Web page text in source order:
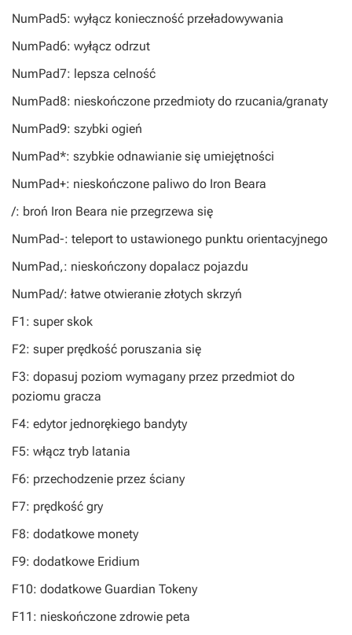
NumPad5: wyłącz konieczność przeładowywania
NumPad6: wyłącz odrzut
NumPad7: lepsza celność
NumPad8: nieskończone przedmioty do rzucania/granaty
NumPad9: szybki ogień
NumPad*: szybkie odnawianie się umiejętności
NumPad+: nieskończone paliwo do Iron Beara
/: broń Iron Beara nie przegrzewa się
NumPad-: teleport to ustawionego punktu orientacyjnego
NumPad,: nieskończony dopalacz pojazdu
NumPad/: łatwe otwieranie złotych skrzyń
F1: super skok
F2: super prędkość poruszania się
F3: dopasuj poziom wymagany przez przedmiot do
poziomu gracza
F4: edytor jednorękiego bandyty
F5: włącz tryb latania
F6: przechodzenie przez ściany
F7: prędkość gry
F8: dodatkowe monety
F9: dodatkowe Eridium
F10: dodatkowe Guardian Tokeny
F11: nieskończone zdrowie peta